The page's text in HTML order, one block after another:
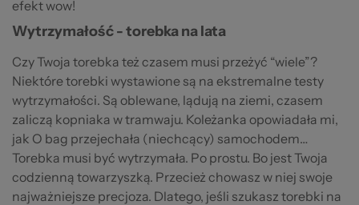
efekt wow!
Wytrzymałość - torebka na lata
Czy Twoja torebka też czasem musi przeżyć “wiele”?
Niektóre torebki wystawione są na ekstremalne testy
wytrzymałości. Są oblewane, lądują na ziemi, czasem
zaliczą kopniaka w tramwaju. Koleżanka opowiadała mi,
jak O bag przejechała (niechcący) samochodem…
Torebka musi być wytrzymała. Po prostu. Bo jest Twoja
codzienną towarzyszką. Przecież chowasz w niej swoje
najważniejsze precjoza. Dlatego, jeśli szukasz torebki na